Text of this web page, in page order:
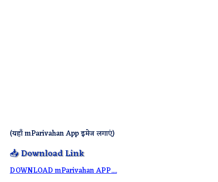
(यहाँ mParivahan App इमेज लगाएं)
📥 Download Link
DOWNLOAD mParivahan APP....